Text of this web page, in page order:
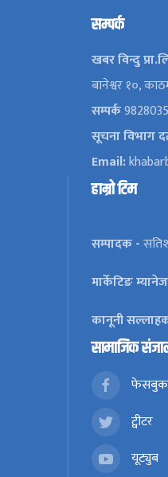
सम्पर्क
खबर विन्दु
बानेश्वर १०,
सम्पर्क
सूचना विभाग
Email:
हाम्रो टिम
सम्पादक -
मार्केटिङ
कानूनी
सामाजिक
फेसबुक
ट्वीटर
यूट्युब